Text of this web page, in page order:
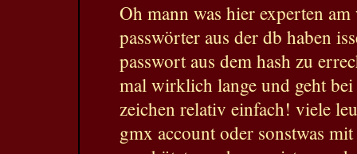
Oh mann was hier experten
passwörter aus der db haben
passwort aus dem hash zu
mal wirklich lange und geht
zeichen relativ einfach! viele
gmx account oder sonstwas